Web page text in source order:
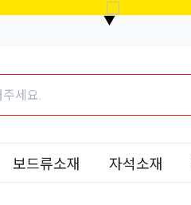
▼
보드류소재 자석소재